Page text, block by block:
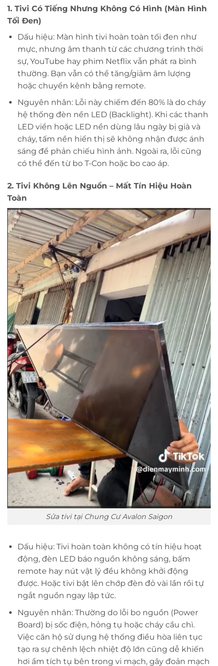
1. Tivi Có Tiếng Nhưng Không Có Hình (Màn Hình
Tối Đen)
Dấu hiệu: Màn hình tivi hoàn toàn tối đen như
mực, nhưng âm thanh từ các chương trình thời
sự, YouTube hay phim Netflix vẫn phát ra bình
thường. Bạn vẫn có thể tăng/giảm âm lượng
hoặc chuyển kênh bằng remote.
Nguyên nhân: Lỗi này chiếm đến 80% là do cháy
hệ thống đèn nền LED (Backlight). Khi các thanh
LED viền hoặc LED nền dùng lâu ngày bị già và
cháy, tấm nền hiển thị sẽ không nhận được ánh
sáng để phản chiếu hình ảnh. Ngoài ra, lỗi cũng
có thể đến từ bo T-Con hoặc bo cao áp.
2. Tivi Không Lên Nguồn – Mất Tín Hiệu Hoàn
Toàn
Sửa tivi tại Chung Cư Avalon Saigon
Dấu hiệu: Tivi hoàn toàn không có tín hiệu hoạt
động, đèn LED báo nguồn không sáng, bấm
remote hay nút vật lý đều không khởi động
được. Hoặc tivi bật lên chớp đèn đỏ vài lần rồi tự
ngắt nguồn ngay lập tức.
Nguyên nhân: Thường do lỗi bo nguồn (Power
Board) bị sốc điện, hỏng tụ hoặc cháy cầu chì.
Việc căn hộ sử dụng hệ thống điều hòa liên tục
tạo ra sự chênh lệch nhiệt độ lớn cũng dễ khiến
hơi ẩm tích tụ bên trong vi mạch, gây đoản mạch